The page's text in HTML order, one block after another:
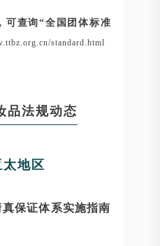
可查询“全国团体标准
standard.html
品法规动态
地区
保证体系实施指南